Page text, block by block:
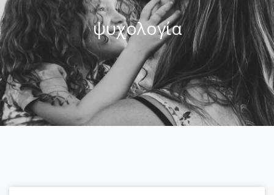
ψυχολογία